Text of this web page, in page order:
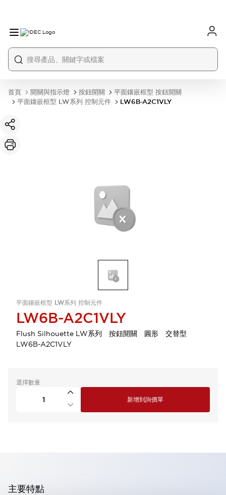
首頁 開關與指示燈 按鈕開關
平面鑲嵌框型 按鈕開關
平面鑲嵌框型 LW系列 控制元件
LW6B-A2C1VLY
平面鑲嵌框型 LW系列 控制元件
LW6B-A2C1VLY
Flush Silhouette LW系列 按鈕開關 圓形 交替型
LW6B-A2C1VLY
選擇數量
新增到詢價單
主要特點